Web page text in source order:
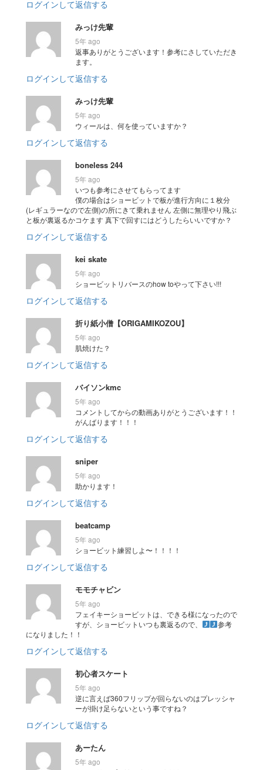
ログインして返信する
みっけ先輩
5年 ago
返事ありがとうございます！参考にさしていただき
ます。
ログインして返信する
みっけ先輩
5年 ago
ウィールは、何を使っていますか？
ログインして返信する
boneless 244
5年 ago
いつも参考にさせてもらってます
僕の場合はショービットで板が進行方向に１枚分
(レギュラーなので左側)の所にきて乗れません 左側に無理やり飛ぶ
と板が裏返るかコケます 真下で回すにはどうしたらいいですか？
ログインして返信する
kei skate
5年 ago
ショービットリバースのhow toやって下さい!!!
ログインして返信する
折り紙小僧【ORIGAMIKOZOU】
5年 ago
肌焼けた？
ログインして返信する
バイソンkmc
5年 ago
コメントしてからの動画ありがとうございます！！
がんばります！！！
ログインして返信する
sniper
5年 ago
助かります！
ログインして返信する
beatcamp
5年 ago
ショービット練習しよ〜！！！！
ログインして返信する
モモチャビン
5年 ago
フェイキーショービットは、できる様になったので
すが、ショービットいつも裏返るので、
参考
になりました！！
ログインして返信する
初心者スケート
5年 ago
逆に言えば360フリップが回らないのはプレッシャ
ーが掛け足らないという事ですね？
ログインして返信する
あーたん
5年 ago